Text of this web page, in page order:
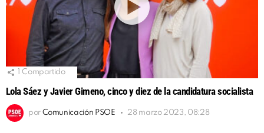
Compartido
Lola Sáez y Javier Gimeno, cinco y diez de la candidatura socialista
por Comunicación PSOE 28 marzo 2023, 08:28